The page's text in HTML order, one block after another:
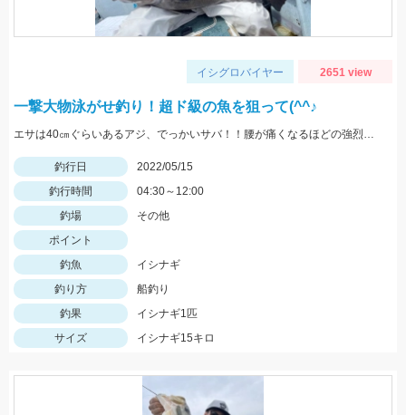
イシグロバイヤー 2651 view
一撃大物泳がせ釣り！超ド級の魚を狙って(^^♪
エサは40㎝ぐらいあるアジ、でっかいサバ！！腰が痛くなるほどの強烈な引き、ロマンです。
釣行日
2022/05/15
釣行時間
04:30～12:00
釣場
その他
ポイント
釣魚
イシナギ
釣り方
船釣り
釣果
イシナギ1匹
サイズ
イシナギ15キロ